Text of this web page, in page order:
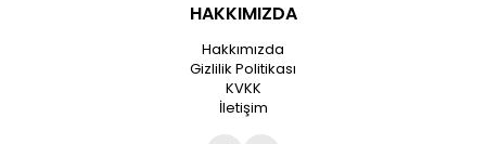
HAKKIMIZDA
Hakkımızda
Gizlilik Politikası
KVKK
İletişim